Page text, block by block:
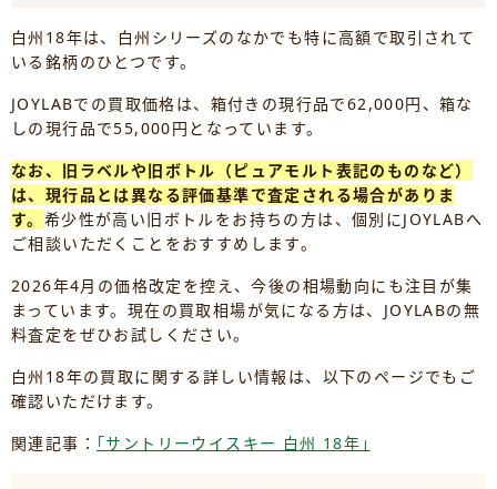
白州18年は、白州シリーズのなかでも特に高額で取引されて
いる銘柄のひとつです。
JOYLABでの買取価格は、箱付きの現行品で62,000円、箱な
しの現行品で55,000円となっています。
なお、旧ラベルや旧ボトル（ピュアモルト表記のものなど）
は、現行品とは異なる評価基準で査定される場合がありま
す。 希少性が高い旧ボトルをお持ちの方は、個別にJOYLABへ
ご相談いただくことをおすすめします。
2026年4月の価格改定を控え、今後の相場動向にも注目が集
まっています。現在の買取相場が気になる方は、JOYLABの無
料査定をぜひお試しください。
白州18年の買取に関する詳しい情報は、以下のページでもご
確認いただけます。
関連記事： ｢サントリーウイスキー 白州 18年｣